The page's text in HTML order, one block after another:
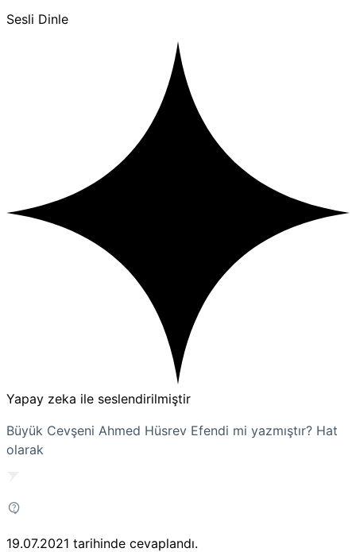
Sesli Dinle
Yapay zeka ile seslendirilmiştir
Büyük Cevşeni Ahmed Hüsrev Efendi mi yazmıştır? Hat
olarak
19.07.2021 tarihinde cevaplandı.